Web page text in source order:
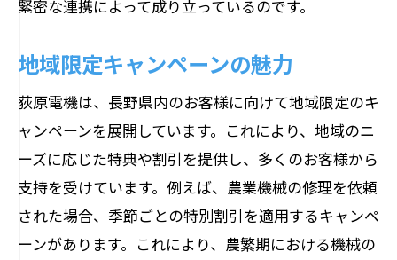
緊密な連携によって成り立っているのです。
地域限定キャンペーンの魅力
荻原電機は、長野県内のお客様に向けて地域限定のキ
ャンペーンを展開しています。これにより、地域のニ
ーズに応じた特典や割引を提供し、多くのお客様から
支持を受けています。例えば、農業機械の修理を依頼
された場合、季節ごとの特別割引を適用するキャンペ
ーンがあります。これにより、農繁期における機械の